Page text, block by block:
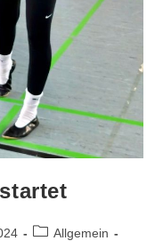
Beitrags-
Allgemein